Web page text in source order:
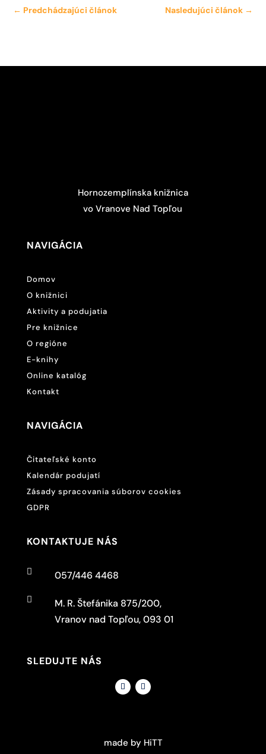
← Predchádzajúci článok Nasledujúci článok→
Hornozemplínska knižnica
vo Vranove Nad Topľou
NAVIGÁCIA
Domov
O knižnici
Aktivity a podujatia
Pre knižnice
O regióne
E-knihy
Online katalóg
Kontakt
NAVIGÁCIA
Čitateľské konto
Kalendár podujatí
Zásady spracovania súborov cookies
GDPR
KONTAKTUJE NÁS
 057/446 4468

M. R. Štefánika 875/200,
Vranov nad Topľou, 093 01
SLEDUJTE NÁS
made by HiTT